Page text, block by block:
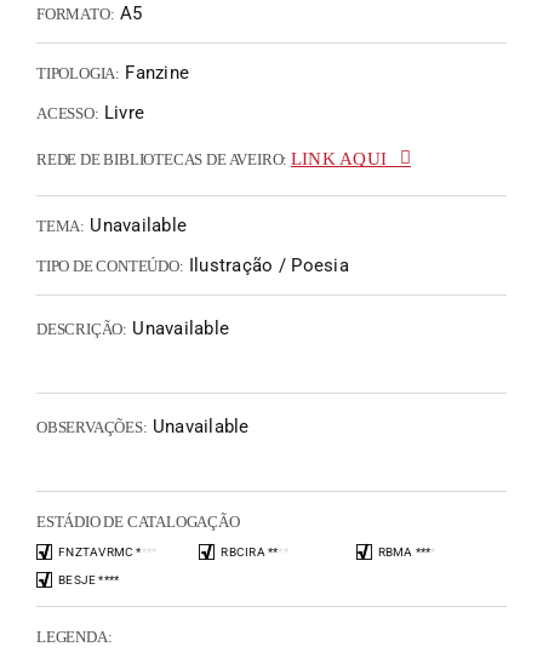
FORMATO: A5
TIPOLOGIA: Fanzine
ACESSO: Livre
REDE DE BIBLIOTECAS DE AVEIRO: LINK AQUI
TEMA: Unavailable
TIPO DE CONTEÚDO: Ilustração / Poesia
DESCRIÇÃO: Unavailable
OBSERVAÇÕES: Unavailable
ESTÁDIO DE CATALOGAÇÃO
FNZTAVRMC **** RBCIRA **** RBMA ****
BESJE ****
LEGENDA: